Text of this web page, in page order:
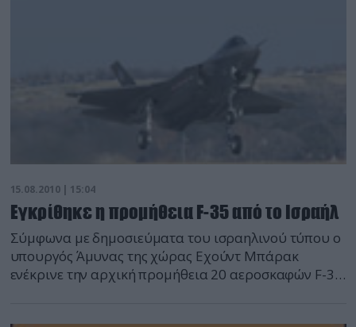
15.08.2010 | 15:04
Εγκρίθηκε η προμήθεια F-35 από το Ισραήλ
Σύμφωνα με δημοσιεύματα του ισραηλινού τύπου ο
υπουργός Άμυνας της χώρας Εχούντ Μπάρακ
ενέκρινε την αρχική προμήθεια 20 αεροσκαφών F-35,